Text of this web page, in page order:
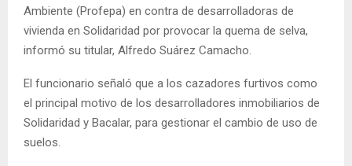
Ambiente (Profepa) en contra de desarrolladoras de
vivienda en Solidaridad por provocar la quema de selva,
informó su titular, Alfredo Suárez Camacho.
El funcionario señaló que a los cazadores furtivos como
el principal motivo de los desarrolladores inmobiliarios de
Solidaridad y Bacalar, para gestionar el cambio de uso de
suelos.